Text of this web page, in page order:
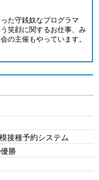
た守銭奴なプログラマ
笑顔に関するお仕事、み
の主催もやっています。
接種予約システム
勝